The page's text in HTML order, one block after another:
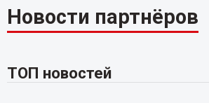
Новости партнёров
ТОП новостей